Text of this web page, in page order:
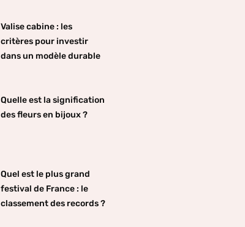
Valise cabine : les
critères pour investir
dans un modèle durable
Quelle est la signification
des fleurs en bijoux ?
Quel est le plus grand
festival de France : le
classement des records ?